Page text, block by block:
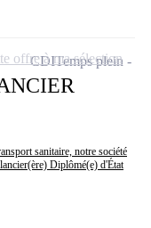
sanitaire, notre société
Diplômé(e) d'État
CDITemps plein
offre à ma sélection